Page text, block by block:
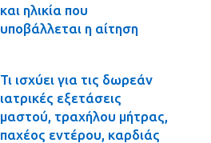
και ηλικία που
υποβάλλεται η αίτηση
Τι ισχύει για τις δωρεάν
ιατρικές εξετάσεις
μαστού, τραχήλου μήτρας,
παχέος εντέρου, καρδιάς